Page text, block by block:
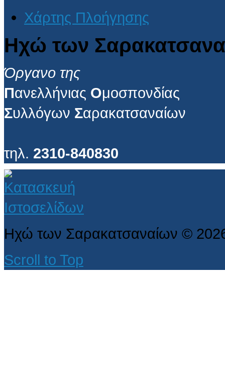
Χάρτης Πλοήγησης
Ηχώ των
Όργανο της
Πανελλήνιας Ομοσπονδίας
Συλλόγων Σαρακατσαναίων
τηλ. 2310-840830
Ηχώ των Σαρακατσαναίων ©
Scroll to Top